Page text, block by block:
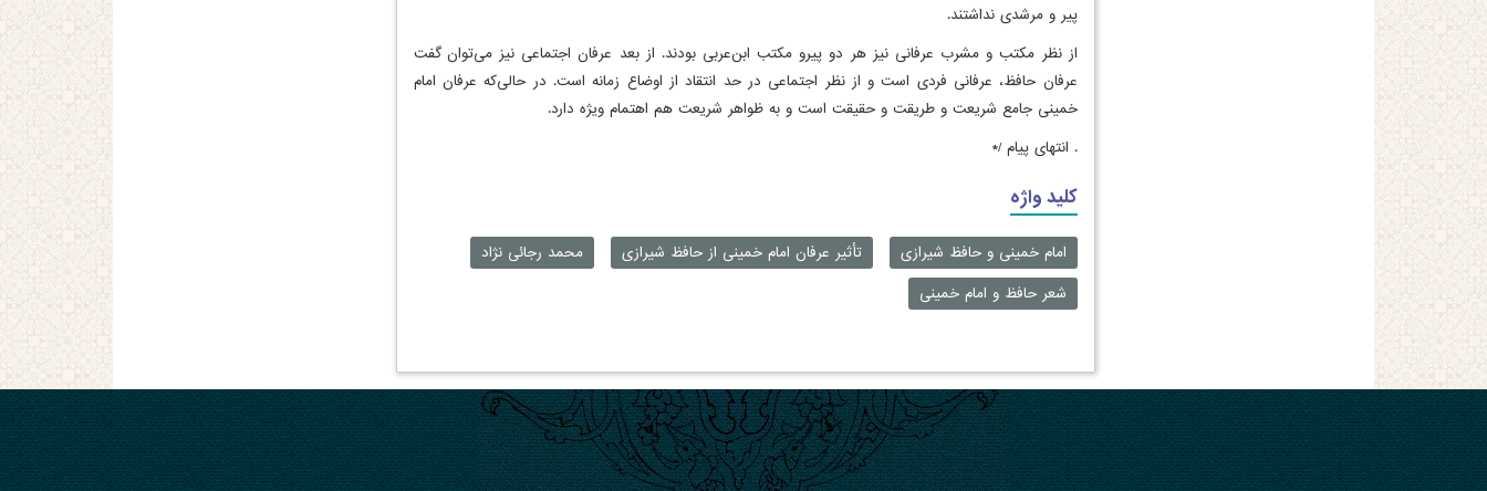
پیر و مرشدی نداشتند.
از نظر مکتب و مشرب عرفانی نیز هر دو پیرو مکتب ابن‌عربی بودند. از بعد عرفان اجتماعی نیز می‌توان گفت
عرفان حافظ، عرفانی فردی است و از نظر اجتماعی در حد انتقاد از اوضاع زمانه است. در حالی‌که عرفان امام
خمینی جامع شریعت و طریقت و حقیقت است و به ظواهر شریعت هم اهتمام ویژه دارد.
. انتهای پیام /*
کلید واژه
امام خمینی و حافظ شیرازی تأثیر عرفان امام خمینی از حافظ شیرازی
محمد رجائی نژاد
شعر حافظ و امام خمینی